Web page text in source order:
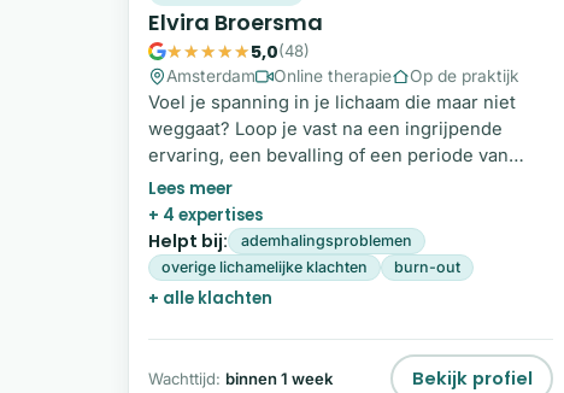
Elvira Broersma
5,0(48)
Amsterdam
Online therapie Op de praktijk
Voel je spanning in je lichaam die maar niet
weggaat? Loop je vast na een ingrijpende
ervaring, een bevalling of een periode van
stress? En merk je dat praten alleen niet
genoeg is om echt tot rust te komen? Ik ben
holistisch coach, craniosacraal therapeut en
doula. Ik werk met je lichaam, je emoties en je
energie om te ontdekken waar spanning
+ 4 expertises
Helpt bij:
ademhalingsproblemen
overige lichamelijke klachten
burn-out
+ alle klachten
Wachttijd: binnen 1 week Bekijk profiel